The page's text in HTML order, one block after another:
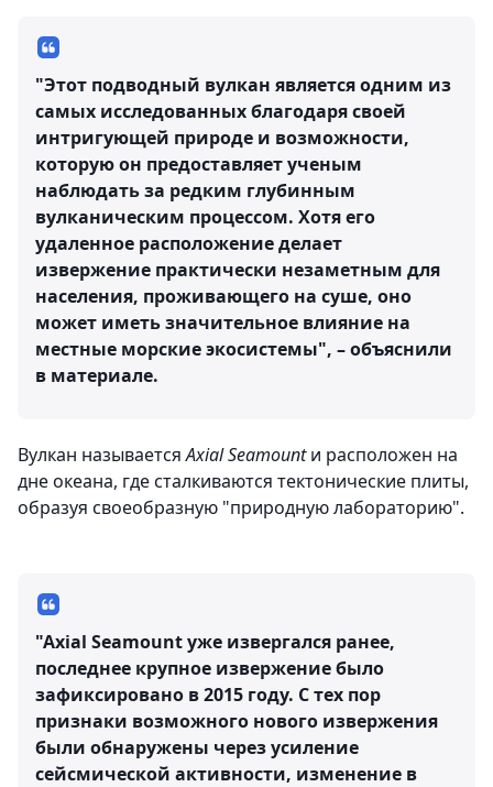
"Этот подводный вулкан является одним из
самых исследованных благодаря своей
интригующей природе и возможности,
которую он предоставляет ученым
наблюдать за редким глубинным
вулканическим процессом. Хотя его
удаленное расположение делает
извержение практически незаметным для
населения, проживающего на суше, оно
может иметь значительное влияние на
местные морские экосистемы", – объяснили
в материале.
Вулкан называетсяAxial Seamountи расположен на
дне океана, где сталкиваются тектонические плиты,
образуя своеобразную "природную лабораторию".
"Axial Seamount уже извергался ранее,
последнее крупное извержение было
зафиксировано в 2015 году. С тех пор
признаки возможного нового извержения
были обнаружены через усиление
сейсмической активности, изменение в